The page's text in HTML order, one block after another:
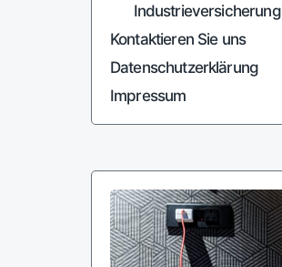
Industrieversicherung
Kontaktieren Sie uns
Datenschutzerklärung
Impressum